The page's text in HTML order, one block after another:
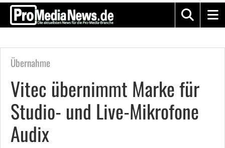
Übernahme
Vitec übernimmt Marke für
Studio- und Live-Mikrofone
Audix